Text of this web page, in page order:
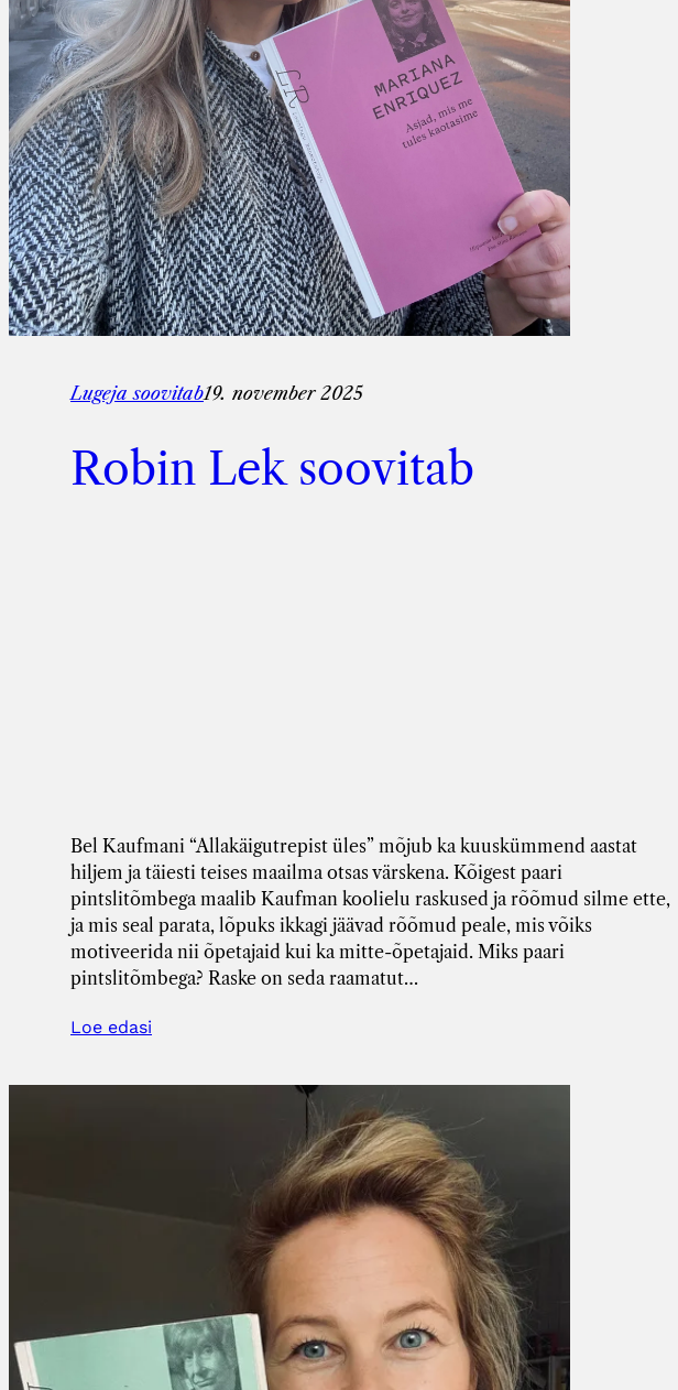
Lugeja soovitab19. november 2025
Robin Lek soovitab
Bel Kaufmani “Allakäigutrepist üles” mõjub ka kuuskümmend aastat
hiljem ja täiesti teises maailma otsas värskena. Kõigest paari
pintslitõmbega maalib Kaufman koolielu raskused ja rõõmud silme ette,
ja mis seal parata, lõpuks ikkagi jäävad rõõmud peale, mis võiks
motiveerida nii õpetajaid kui ka mitte-õpetajaid. Miks paari
pintslitõmbega? Raske on seda raamatut…
Loe edasi